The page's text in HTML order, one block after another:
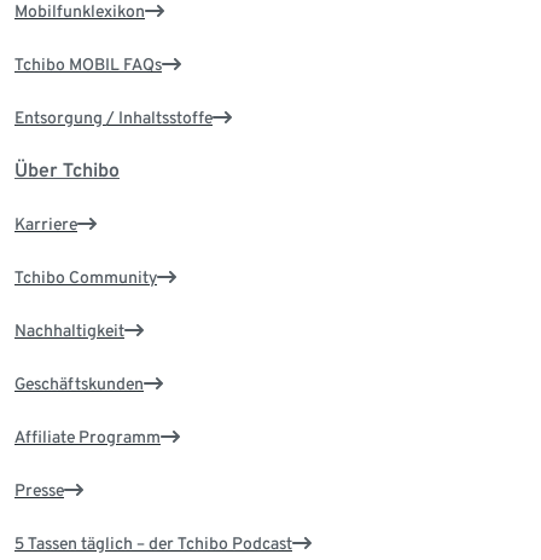
Mobilfunklexikon
Tchibo MOBIL FAQs
Entsorgung / Inhaltsstoffe
Über Tchibo
Karriere
Tchibo Community
Nachhaltigkeit
Geschäftskunden
Affiliate Programm
Presse
5 Tassen täglich – der Tchibo Podcast